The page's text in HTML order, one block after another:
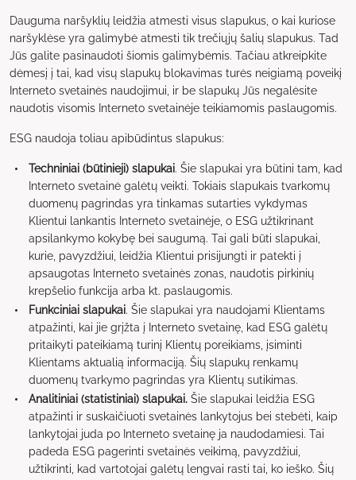
Dauguma naršyklių leidžia atmesti visus slapukus, o kai kuriose
naršyklėse yra galimybė atmesti tik trečiųjų šalių slapukus. Tad
Jūs galite pasinaudoti šiomis galimybėmis. Tačiau atkreipkite
dėmesį į tai, kad visų slapukų blokavimas turės neigiamą poveikį
Interneto svetainės naudojimui, ir be slapukų Jūs negalėsite
naudotis visomis Interneto svetainėje teikiamomis paslaugomis.
ESG naudoja toliau apibūdintus slapukus:
Techniniai (būtinieji) slapukai. Šie slapukai yra būtini tam, kad
Interneto svetainė galėtų veikti. Tokiais slapukais tvarkomų
duomenų pagrindas yra tinkamas sutarties vykdymas
Klientui lankantis Interneto svetainėje, o ESG užtikrinant
apsilankymo kokybę bei saugumą. Tai gali būti slapukai,
kurie, pavyzdžiui, leidžia Klientui prisijungti ir patekti į
apsaugotas Interneto svetainės zonas, naudotis pirkinių
krepšelio funkcija arba kt. paslaugomis.
Funkciniai slapukai. Šie slapukai yra naudojami Klientams
atpažinti, kai jie grįžta į Interneto svetainę, kad ESG galėtų
pritaikyti pateikiamą turinį Klientų poreikiams, įsiminti
Klientams aktualią informaciją. Šių slapukų renkamų
duomenų tvarkymo pagrindas yra Klientų sutikimas.
Analitiniai (statistiniai) slapukai. Šie slapukai leidžia ESG
atpažinti ir suskaičiuoti svetainės lankytojus bei stebėti, kaip
lankytojai juda po Interneto svetainę ja naudodamiesi. Tai
padeda ESG pagerinti svetainės veikimą, pavyzdžiui,
užtikrinti, kad vartotojai galėtų lengvai rasti tai, ko ieško. Šių